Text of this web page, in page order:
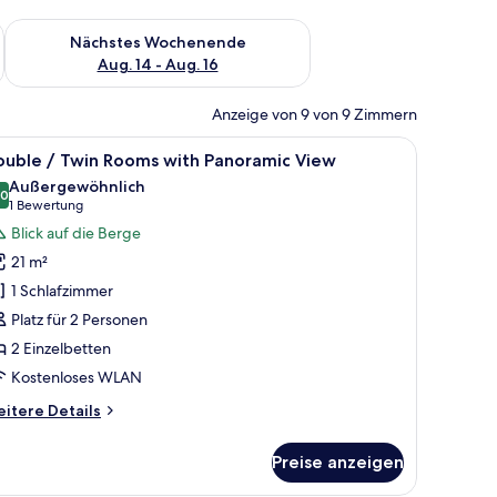
Aug. 7 - Aug. 9.
Nächstes Wochenende
Aug. 14 - Aug. 16
Überprüfe die Verfügbarkeit für nächstes Wochenende, Aug.
Anzeige von 9 von 9 Zimmern
und Blick auf einen Balkon mit rosa Blumen.
Ein modernes Hotelzimmer mit
3 / Twin Rooms with Panoramic View
von 10
Außergewöhnlich
1 Bewertung
(1
Bewertung)
Blick auf die Berge
21 m²
1 Schlafzimmer
Platz für 2 Personen
2 Einzelbetten
Kostenloses WLAN
Details
Preise anzeigen